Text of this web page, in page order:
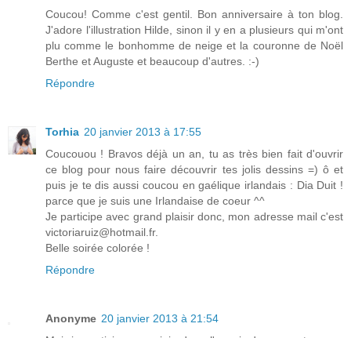
Coucou! Comme c'est gentil. Bon anniversaire à ton blog.
J'adore l'illustration Hilde, sinon il y en a plusieurs qui m'ont
plu comme le bonhomme de neige et la couronne de Noël
Berthe et Auguste et beaucoup d'autres. :-)
Répondre
Torhia 20 janvier 2013 à 17:55
Coucouou ! Bravos déjà un an, tu as très bien fait d'ouvrir
ce blog pour nous faire découvrir tes jolis dessins =) ô et
puis je te dis aussi coucou en gaélique irlandais : Dia Duit !
parce que je suis une Irlandaise de coeur ^^
Je participe avec grand plaisir donc, mon adresse mail c'est
victoriaruiz@hotmail.fr.
Belle soirée colorée !
Répondre
Anonyme 20 janvier 2013 à 21:54